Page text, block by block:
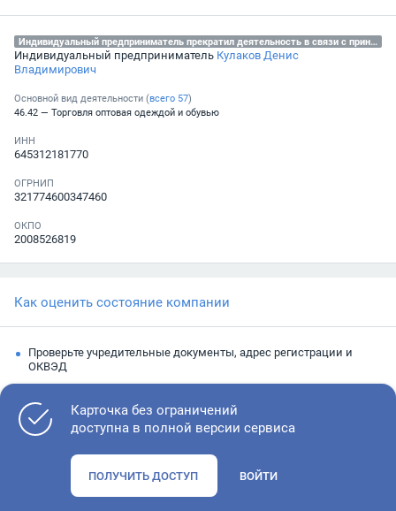
Индивидуальный предприниматель прекратил деятельность в связи с принятием им соответствующего решения, 31.10.2025
Индивидуальный предприниматель Кулаков Денис
Владимирович
Основной вид деятельности (всего 57)
46.42 — Торговля оптовая одеждой и обувью
ИНН
645312181770
ОГРНИП
321774600347460
ОКПО
2008526819
Как оценить состояние компании
Проверьте учредительные документы, адрес регистрации и
ОКВЭД
Изучите финансовые показатели
исполнительным производствам
Карточка без ограничений
доступна в полной версии сервиса
ПОЛУЧИТЬ ДОСТУП ВОЙТИ